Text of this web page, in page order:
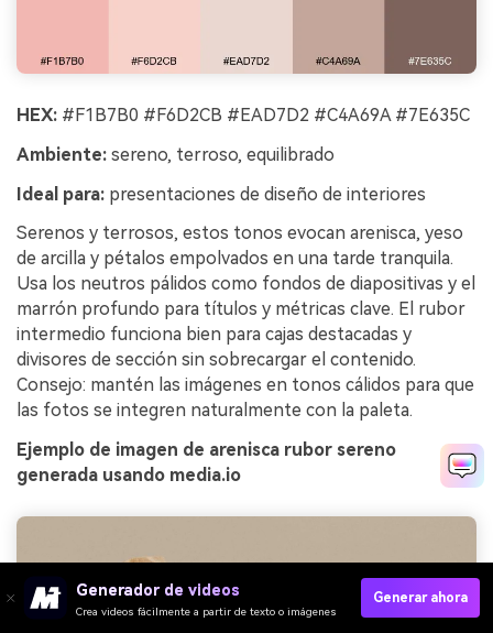
HEX: #F1B7B0 #F6D2CB #EAD7D2 #C4A69A #7E635C
Ambiente: sereno, terroso, equilibrado
Ideal para: presentaciones de diseño de interiores
Serenos y terrosos, estos tonos evocan arenisca, yeso
de arcilla y pétalos empolvados en una tarde tranquila.
Usa los neutros pálidos como fondos de diapositivas y el
marrón profundo para títulos y métricas clave. El rubor
intermedio funciona bien para cajas destacadas y
divisores de sección sin sobrecargar el contenido.
Consejo: mantén las imágenes en tonos cálidos para que
las fotos se integren naturalmente con la paleta.
Ejemplo de imagen de arenisca rubor sereno
generada usando media.io
Generador de videos
Crea videos fácilmente a partir de texto o imágenes
Generar ahora